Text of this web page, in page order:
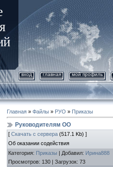
вход главная мой профиль
Главная » Файлы » РУО » Приказы
Руководителям ОО
[ Скачать с сервера (517.1 Kb) ]
Об оказании содействия
Категория: Приказы | Добавил: Ирина888
Просмотров: 130 | Загрузок: 73